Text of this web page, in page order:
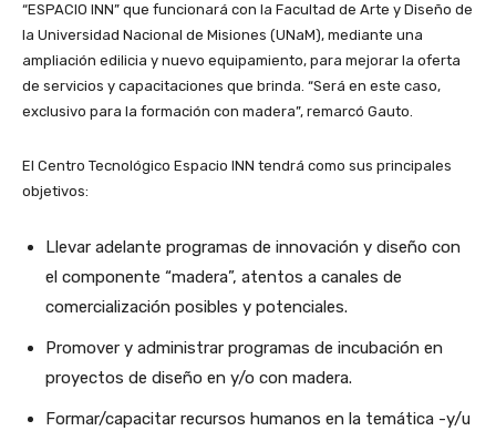
“ESPACIO INN” que funcionará con la Facultad de Arte y Diseño de
la Universidad Nacional de Misiones (UNaM), mediante una
ampliación edilicia y nuevo equipamiento, para mejorar la oferta
de servicios y capacitaciones que brinda. “Será en este caso,
exclusivo para la formación con madera”, remarcó Gauto.
El Centro Tecnológico Espacio INN tendrá como sus principales
objetivos:
Llevar adelante programas de innovación y diseño con
el componente “madera”, atentos a canales de
comercialización posibles y potenciales.
Promover y administrar programas de incubación en
proyectos de diseño en y/o con madera.
Formar/capacitar recursos humanos en la temática -y/u